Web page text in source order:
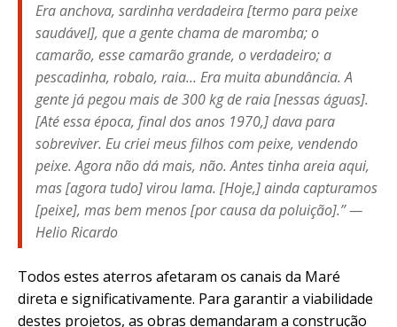
Era anchova, sardinha verdadeira [termo para peixe
saudável], que a gente chama de maromba; o
camarão, esse camarão grande, o verdadeiro; a
pescadinha, robalo, raia… Era muita abundância. A
gente já pegou mais de 300 kg de raia [nessas águas].
[Até essa época, final dos anos 1970,] dava para
sobreviver. Eu criei meus filhos com peixe, vendendo
peixe. Agora não dá mais, não. Antes tinha areia aqui,
mas [agora tudo] virou lama. [Hoje,] ainda capturamos
[peixe], mas bem menos [por causa da poluição].” —
Helio Ricardo
Todos estes aterros afetaram os canais da Maré
direta e significativamente. Para garantir a viabilidade
destes projetos, as obras demandaram a construção